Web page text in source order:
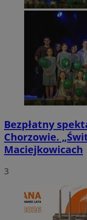
Bezpłatny
Chorzowie.
Maciejkowicach
3